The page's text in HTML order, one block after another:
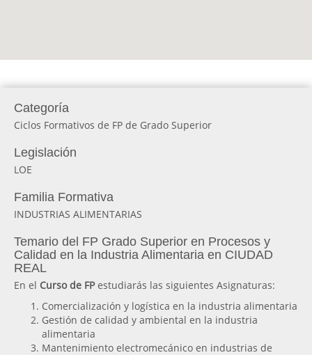
Categoría
Ciclos Formativos de FP de Grado Superior
Legislación
LOE
Familia Formativa
INDUSTRIAS ALIMENTARIAS
Temario del FP Grado Superior en Procesos y
Calidad en la Industria Alimentaria en CIUDAD
REAL
En el Curso de FPestudiarás las siguientes Asignaturas:
Comercialización y logística en la industria alimentaria
Gestión de calidad y ambiental en la industria
alimentaria
Mantenimiento electromecánico en industrias de